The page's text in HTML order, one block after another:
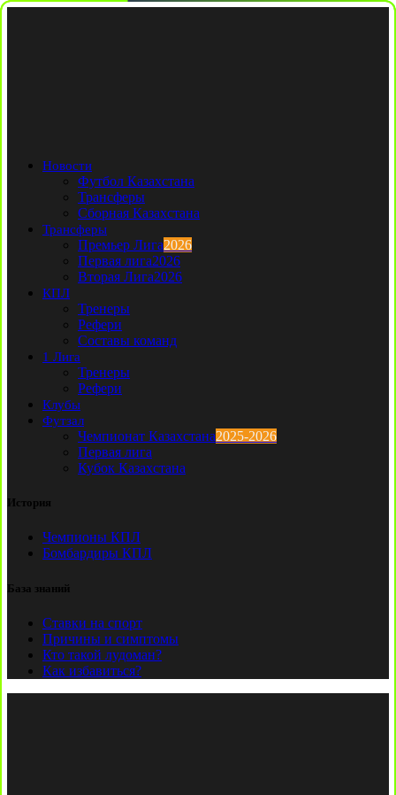
Новости
Футбол Казахстана
Трансферы
Сборная Казахстана
Трансферы
Премьер Лига2026
Первая лига2026
Вторая Лига2026
КПЛ
Тренеры
Рефери
Составы команд
1 Лига
Тренеры
Рефери
Клубы
Футзал
Чемпионат Казахстана2025-2026
Первая лига
Кубок Казахстана
История
Чемпионы КПЛ
Бомбардиры КПЛ
База знаний
Ставки на спорт
Причины и симптомы
Кто такой лудоман?
Как избавиться?